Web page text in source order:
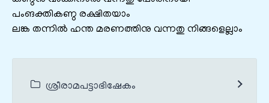
പംങക്തികണ്ഠ രക്ഷിതയാം
ലങ്ക തന്നില്‍ ഹന്ത മരണത്തിനു വന്നതു നിങ്ങളെല്ലാം
ശ്രീരാമപട്ടാഭിഷേകം